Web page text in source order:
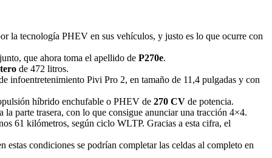
la tecnología PHEV en sus vehículos, y justo es lo que ocurre con
que ahora toma el apellido de P270e.
de 472 litros.
infoentretenimiento Pivi Pro 2, en tamaño de 11,4 pulgadas y con
híbrido enchufable o PHEV de 270 CV de potencia.
parte trasera, con lo que consigue anunciar una tracción 4×4.
61 kilómetros, según ciclo WLTP. Gracias a esta cifra, el
condiciones se podrían completar las celdas al completo en